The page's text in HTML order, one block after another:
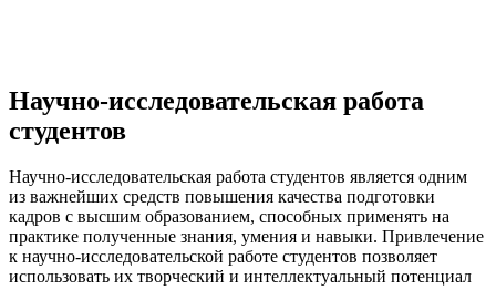
Научно-исследовательская работа
студентов
Научно-исследовательская работа студентов является одним
из важнейших средств повышения качества подготовки
кадров с высшим образованием, способных применять на
практике полученные знания, умения и навыки. Привлечение
к научно-исследовательской работе студентов позволяет
использовать их творческий и интеллектуальный потенциал